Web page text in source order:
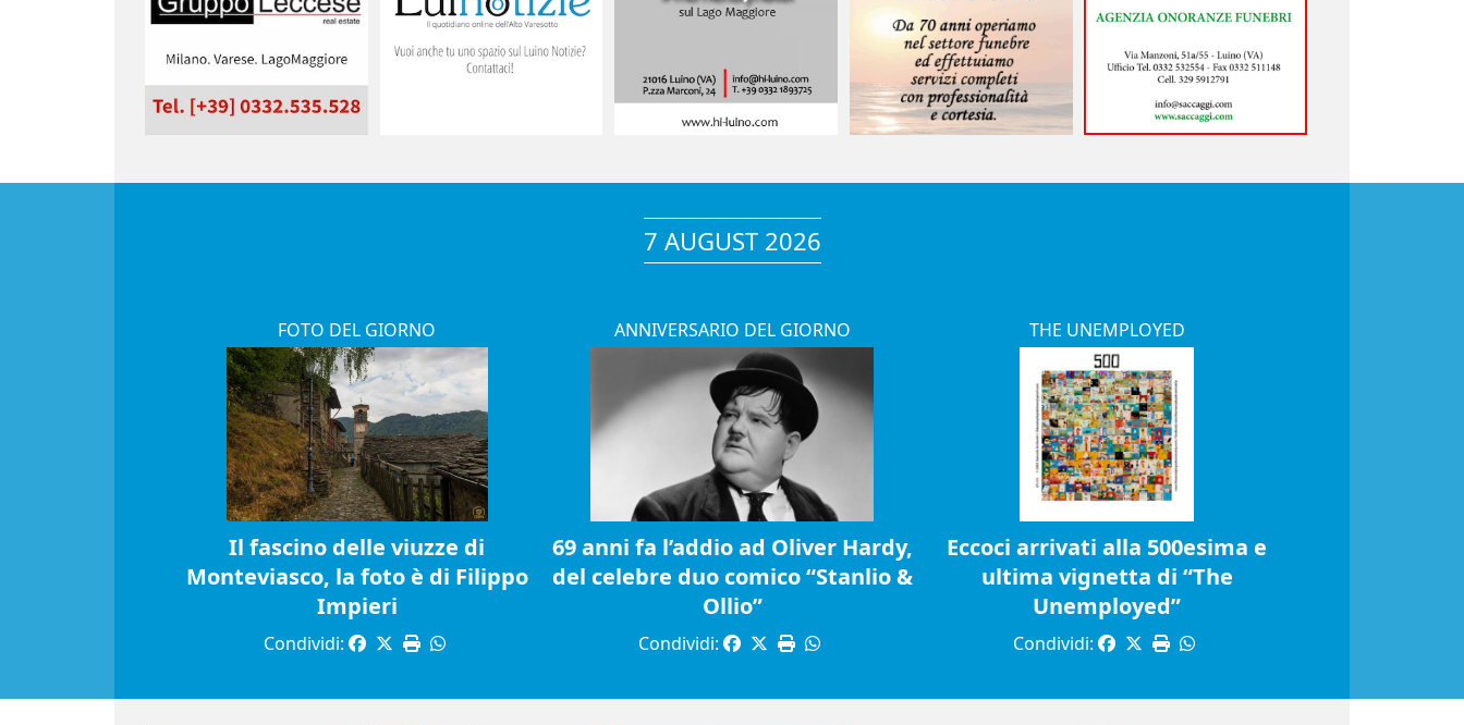
7 AUGUST 2026
FOTO DEL GIORNO
Il fascino delle viuzze di
Monteviasco, la foto è di Filippo
Impieri
Condividi:
ANNIVERSARIO DEL GIORNO
69 anni fa l’addio ad Oliver Hardy,
del celebre duo comico “Stanlio &
Ollio”
Condividi:
THE UNEMPLOYED
Eccoci arrivati alla 500esima e
ultima vignetta di “The
Unemployed”
Condividi: